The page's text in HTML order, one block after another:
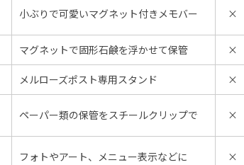
小ぶりで可愛いマグネット付きメモバー ×
マグネットで固形石鹸を浮かせて保管 ×
メルローズポスト専用スタンド ×
ペーパー類の保管をスチールクリップで ×
フォトやアート、メニュー表示などに ×